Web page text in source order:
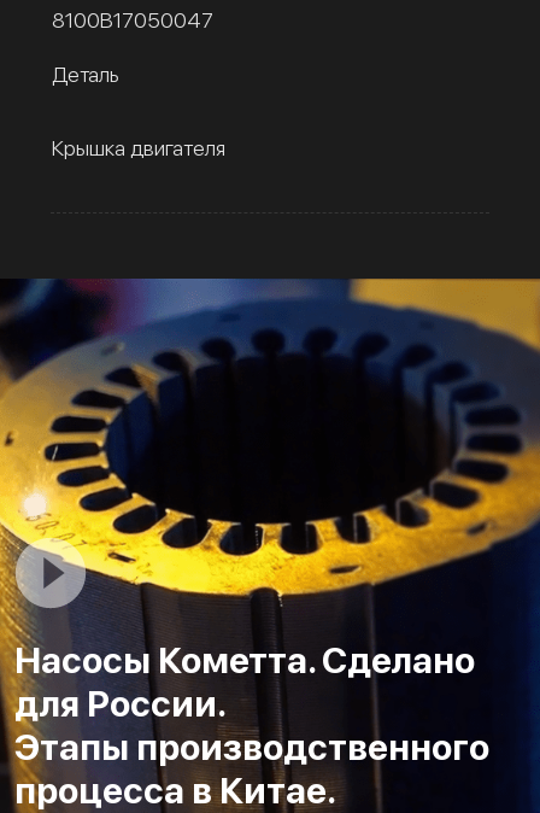
8100B17050047
Деталь
Крышка двигателя
Насосы Кометта. Сделано
для России.
Этапы производственного
процесса в Китае.